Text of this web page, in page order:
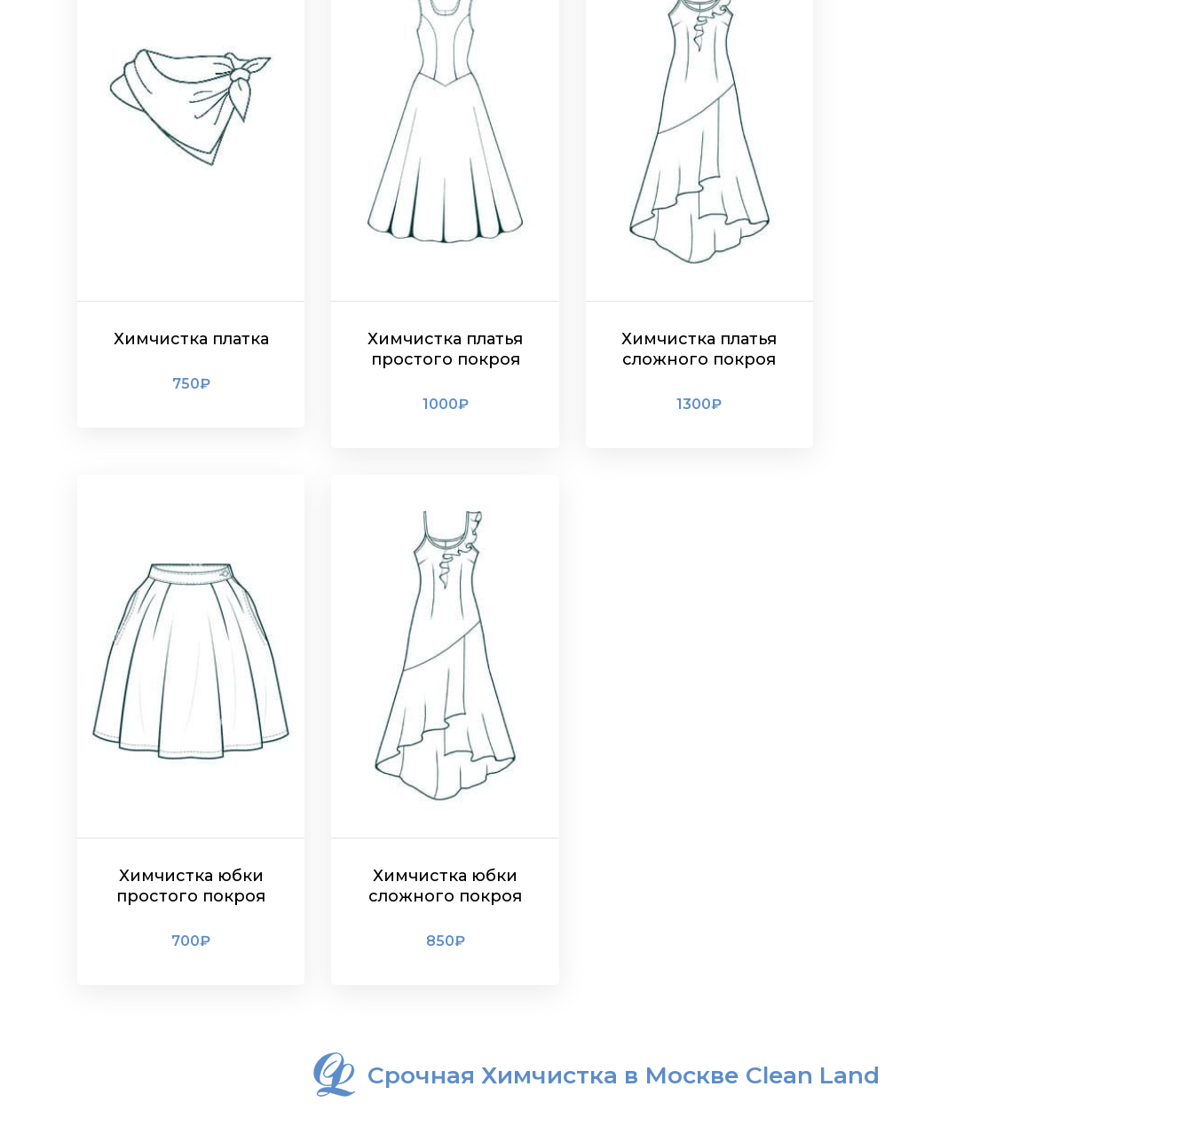
Химчистка платка
750₽
Химчистка платья
простого покроя
1000₽
Химчистка платья
сложного покроя
1300₽
Химчистка юбки
простого покроя
700₽
Химчистка юбки
сложного покроя
850₽
Срочная Химчистка в Москве Clean Land